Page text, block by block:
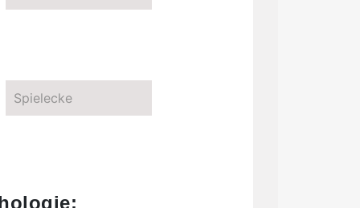
Spielecke